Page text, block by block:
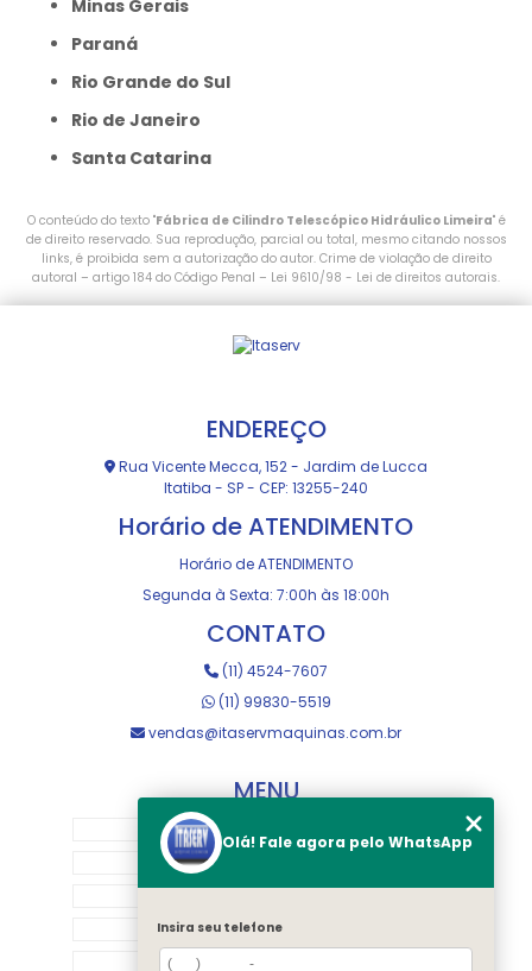
Minas Gerais
Paraná
Rio Grande do Sul
Rio de Janeiro
Santa Catarina
O conteúdo do texto "Fábrica de Cilindro Telescópico Hidráulico Limeira" é
de direito reservado. Sua reprodução, parcial ou total, mesmo citando nossos
links, é proibida sem a autorização do autor. Crime de violação de direito
autoral – artigo 184 do Código Penal – Lei 9610/98 - Lei de direitos autorais.
ENDEREÇO
Rua Vicente Mecca, 152 - Jardim de Lucca
Itatiba - SP - CEP: 13255-240
Horário de ATENDIMENTO
Horário de ATENDIMENTO
Segunda à Sexta: 7:00h às 18:00h
CONTATO
(11) 4524-7607
(11) 99830-5519
vendas@itaservmaquinas.com.br
MENU
MANUTENÇÃO E USINAGEM
LOJA
EQUIPAMENTOS
Olá! Fale agora pelo WhatsApp
Insira seu telefone